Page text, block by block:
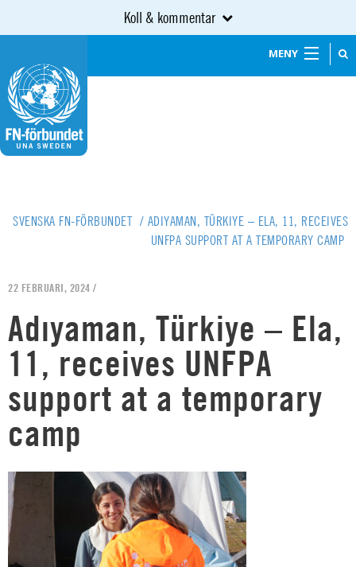
Koll & kommentar
MENY
SVENSKA FN-FÖRBUNDET / ADIYAMAN, TÜRKIYE – ELA, 11, RECEIVES
UNFPA SUPPORT AT A TEMPORARY CAMP
22 FEBRUARI, 2024 /
Adıyaman, Türkiye – Ela,
11, receives UNFPA
support at a temporary
camp